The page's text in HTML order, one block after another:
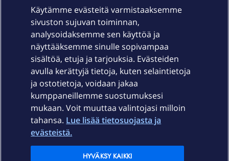
Laitteet & liittymät
Palvelut
Ajankohtaista
Elisa Oyj
Käytämme evästeitä varmistaaksemme
sivuston sujuvan toiminnan,
analysoidaksemme sen käyttöä ja
näyttääksemme sinulle sopivampaa
sisältöä, etuja ja tarjouksia. Evästeiden
avulla kerättyjä tietoja, kuten selaintietoja
ja ostotietoja, voidaan jakaa
kumppaneillemme suostumuksesi
mukaan. Voit muuttaa valintojasi milloin
tahansa. Lue lisää tietosuojasta ja
evästeistä.
HYVÄKSY KAIKKI